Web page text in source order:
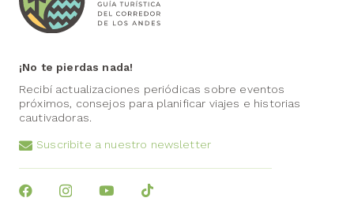
¡No te pierdas nada!
Recibí actualizaciones periódicas sobre eventos
próximos, consejos para planificar viajes e historias
cautivadoras.
Suscribite a nuestro newsletter